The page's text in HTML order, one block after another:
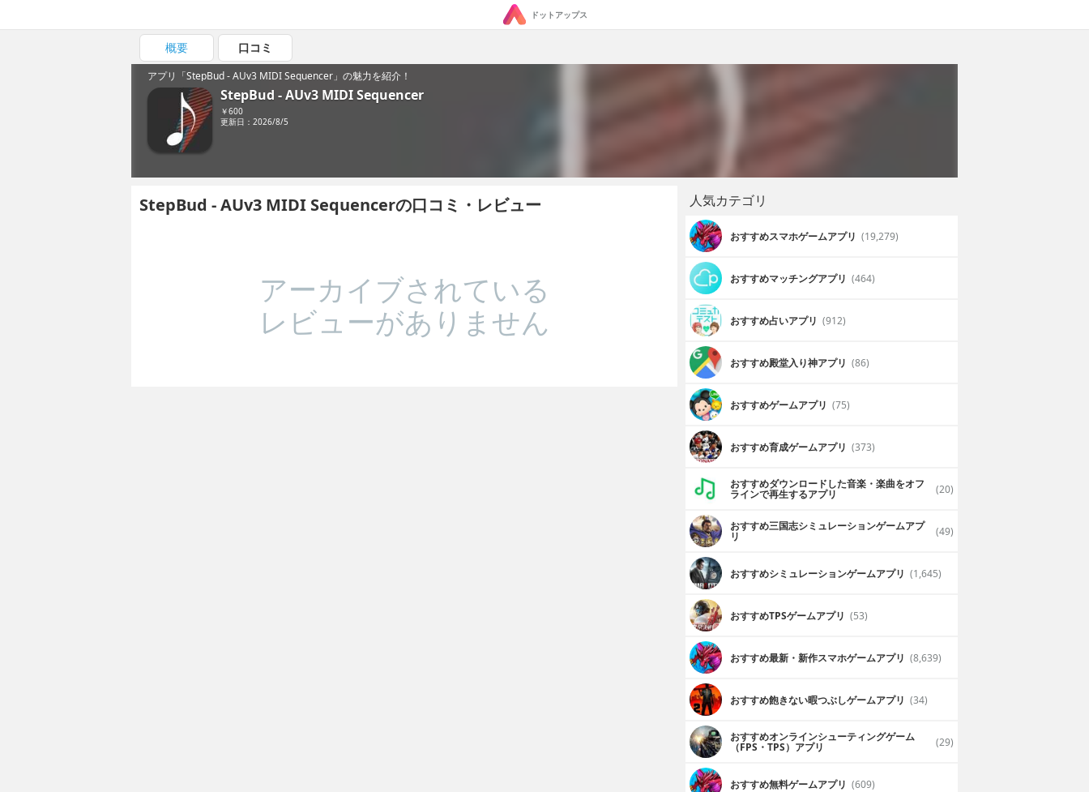
ドットアップス
概要 口コミ
アプリ「StepBud - AUv3 MIDI Sequencer」の魅力を紹介！
StepBud - AUv3 MIDI Sequencer
￥600
更新日：2026/8/5
StepBud - AUv3 MIDI Sequencerの口コミ・レビュー
アーカイブされている
レビューがありません
人気カテゴリ
おすすめスマホゲームアプリ (19,279)
おすすめマッチングアプリ (464)
おすすめ占いアプリ (912)
おすすめ殿堂入り神アプリ (86)
おすすめゲームアプリ (75)
おすすめ育成ゲームアプリ (373)
おすすめダウンロードした音楽・楽曲をオフ
ラインで再生するアプリ (20)
おすすめ三国志シミュレーションゲームアプ
リ (49)
おすすめシミュレーションゲームアプリ (1,645)
おすすめTPSゲームアプリ (53)
おすすめ最新・新作スマホゲームアプリ (8,639)
おすすめ飽きない暇つぶしゲームアプリ (34)
おすすめオンラインシューティングゲーム
（FPS・TPS）アプリ (29)
おすすめ無料ゲームアプリ (609)